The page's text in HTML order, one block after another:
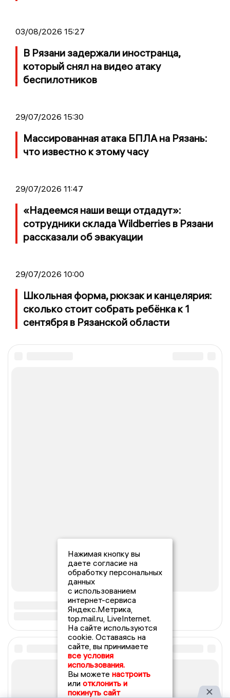
03/08/2026 15:27
В Рязани задержали иностранца,
который снял на видео атаку
беспилотников
29/07/2026 15:30
Массированная атака БПЛА на Рязань:
что известно к этому часу
29/07/2026 11:47
«Надеемся наши вещи отдадут»:
сотрудники склада Wildberries в Рязани
рассказали об эвакуации
29/07/2026 10:00
Школьная форма, рюкзак и канцелярия:
сколько стоит собрать ребёнка к 1
сентября в Рязанской области
Нажимая кнопку вы
даете согласие на
обработку персональных
данных
с использованием
интернет-сервиса
Яндекс.Метрика,
top.mail.ru, LiveInternet.
На сайте используются
cookie. Оставаясь на
сайте, вы принимаете
все условия
использования.
Вы можете настроить
или отклонить и
покинуть сайт